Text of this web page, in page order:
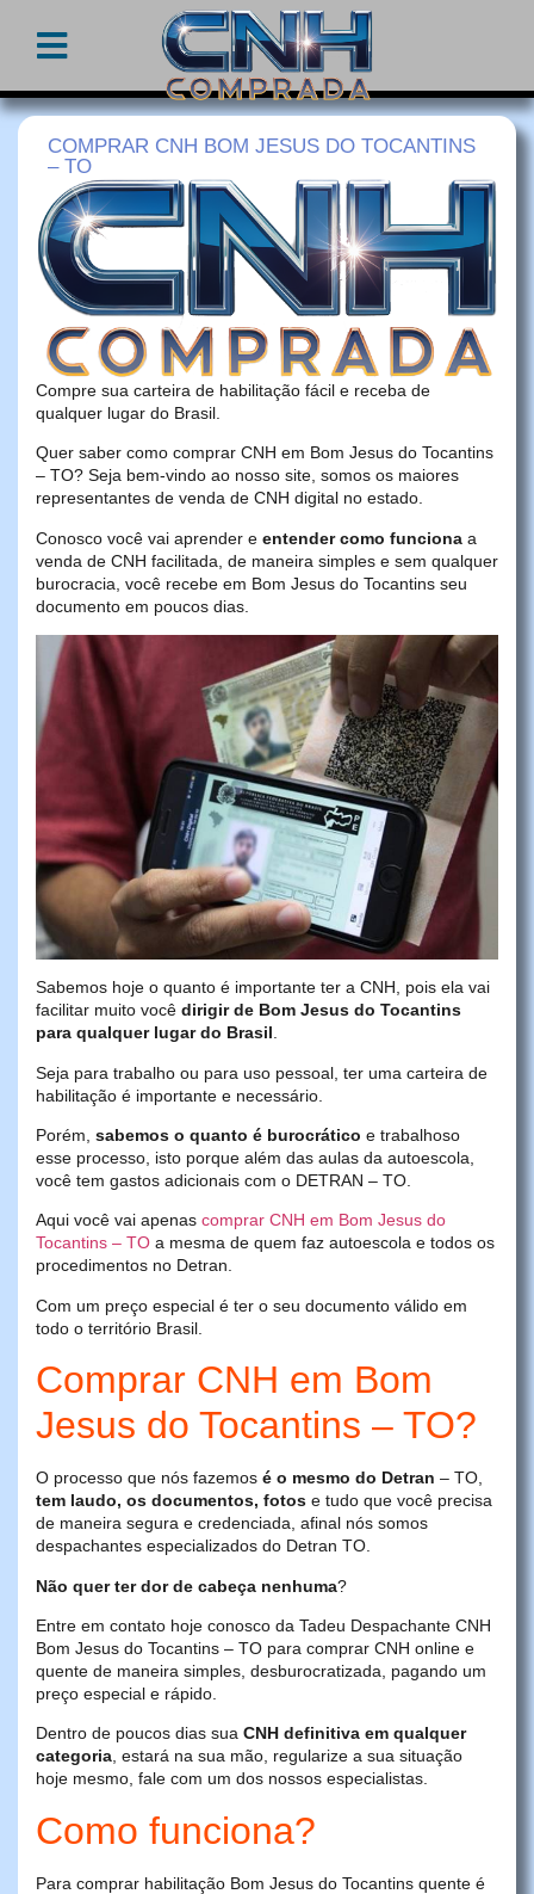
COMPRAR CNH BOM JESUS DO TOCANTINS
– TO
Compre sua carteira de habilitação fácil e receba de
qualquer lugar do Brasil.
Quer saber como comprar CNH em Bom Jesus do Tocantins
– TO? Seja bem-vindo ao nosso site, somos os maiores
representantes de venda de CNH digital no estado.
Conosco você vai aprender e entender como funciona a
venda de CNH facilitada, de maneira simples e sem qualquer
burocracia, você recebe em Bom Jesus do Tocantins seu
documento em poucos dias.
Sabemos hoje o quanto é importante ter a CNH, pois ela vai
facilitar muito você dirigir de Bom Jesus do Tocantins
para qualquer lugar do Brasil.
Seja para trabalho ou para uso pessoal, ter uma carteira de
habilitação é importante e necessário.
Porém, sabemos o quanto é burocrático e trabalhoso
esse processo, isto porque além das aulas da autoescola,
você tem gastos adicionais com o DETRAN – TO.
Aqui você vai apenas comprar CNH em Bom Jesus do
Tocantins – TO a mesma de quem faz autoescola e todos os
procedimentos no Detran.
Com um preço especial é ter o seu documento válido em
todo o território Brasil.
Comprar CNH em Bom
Jesus do Tocantins – TO?
O processo que nós fazemos é o mesmo do Detran – TO,
tem laudo, os documentos, fotos e tudo que você precisa
de maneira segura e credenciada, afinal nós somos
despachantes especializados do Detran TO.
Não quer ter dor de cabeça nenhuma?
Entre em contato hoje conosco da Tadeu Despachante CNH
Bom Jesus do Tocantins – TO para comprar CNH online e
quente de maneira simples, desburocratizada, pagando um
preço especial e rápido.
Dentro de poucos dias sua CNH definitiva em qualquer
categoria, estará na sua mão, regularize a sua situação
hoje mesmo, fale com um dos nossos especialistas.
Como funciona?
Para comprar habilitação Bom Jesus do Tocantins quente é